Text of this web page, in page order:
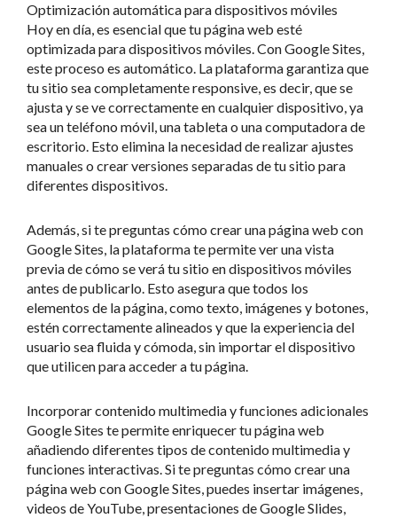
Optimización automática para dispositivos móviles
Hoy en día, es esencial que tu página web esté
optimizada para dispositivos móviles. Con Google Sites,
este proceso es automático. La plataforma garantiza que
tu sitio sea completamente responsive, es decir, que se
ajusta y se ve correctamente en cualquier dispositivo, ya
sea un teléfono móvil, una tableta o una computadora de
escritorio. Esto elimina la necesidad de realizar ajustes
manuales o crear versiones separadas de tu sitio para
diferentes dispositivos.
Además, si te preguntas cómo crear una página web con
Google Sites, la plataforma te permite ver una vista
previa de cómo se verá tu sitio en dispositivos móviles
antes de publicarlo. Esto asegura que todos los
elementos de la página, como texto, imágenes y botones,
estén correctamente alineados y que la experiencia del
usuario sea fluida y cómoda, sin importar el dispositivo
que utilicen para acceder a tu página.
Incorporar contenido multimedia y funciones adicionales
Google Sites te permite enriquecer tu página web
añadiendo diferentes tipos de contenido multimedia y
funciones interactivas. Si te preguntas cómo crear una
página web con Google Sites, puedes insertar imágenes,
videos de YouTube, presentaciones de Google Slides,